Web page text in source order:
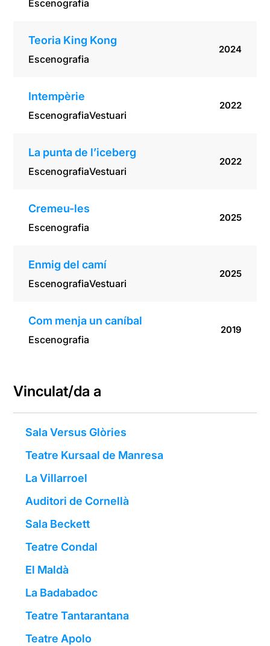
Escenografia
Teoria King Kong
Escenografia
2024
Intempèrie
EscenografiaVestuari
2022
La punta de l’iceberg
EscenografiaVestuari
2022
Cremeu-les
Escenografia
2025
Enmig del camí
EscenografiaVestuari
2025
Com menja un caníbal
Escenografia
2019
Vinculat/da a
Sala Versus Glòries
Teatre Kursaal de Manresa
La Villarroel
Auditori de Cornellà
Sala Beckett
Teatre Condal
El Maldà
La Badabadoc
Teatre Tantarantana
Teatre Apolo